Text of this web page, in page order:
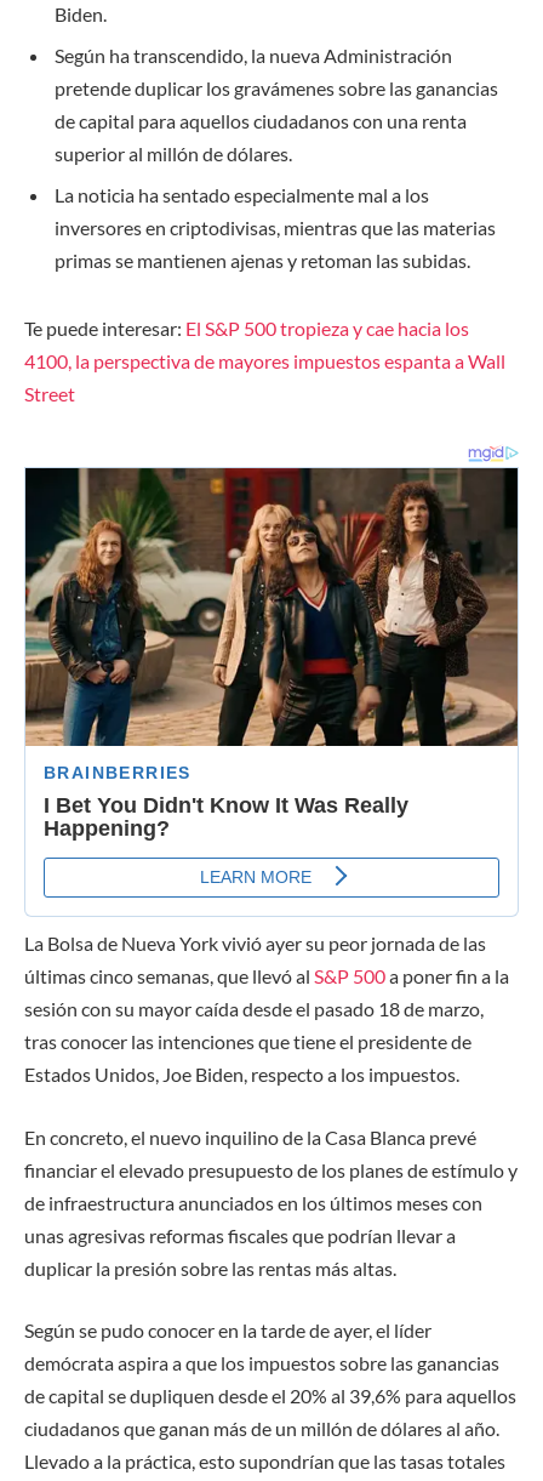
Biden.
Según ha transcendido, la nueva Administración
pretende duplicar los gravámenes sobre las ganancias
de capital para aquellos ciudadanos con una renta
superior al millón de dólares.
La noticia ha sentado especialmente mal a los
inversores en criptodivisas, mientras que las materias
primas se mantienen ajenas y retoman las subidas.
Te puede interesar: El S&P 500 tropieza y cae hacia los
4100, la perspectiva de mayores impuestos espanta a Wall
Street
La Bolsa de NuevaYork vivió ayer su peor jornada de las
últimas cinco semanas, que llevó al S&P 500a poner fin a la
sesión con su mayor caída desde el pasado 18 de marzo,
tras conocer las intenciones que tiene el presidente de
Estados Unidos, Joe Biden, respecto a los impuestos.
En concreto, el nuevo inquilino de la Casa Blanca prevé
financiar el elevado presupuesto de los planes de estímulo y
de infraestructura anunciados en los últimos meses con
unas agresivas reformas fiscales que podrían llevar a
duplicar la presión sobre las rentas más altas.
Según se pudo conocer en la tarde de ayer, el líder
demócrata aspira a que los impuestos sobre las ganancias
de capital se dupliquen desde el 20% al 39,6% para aquellos
ciudadanos que ganan más de un millón de dólares al año.
Llevado a la práctica, esto supondrían que las tasas totales